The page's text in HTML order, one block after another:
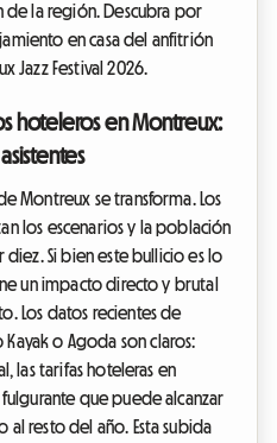
de la región. Descubra por
en casa del anfitrión
Jazz Festival 2026.
hoteleros en Montreux:
Montreux se transforma. Los
los escenarios y la población
Si bien este bullicio es lo
un impacto directo y brutal
Los datos recientes de
o Agoda son claros:
las tarifas hoteleras en
que puede alcanzar
al resto del año. Esta subida